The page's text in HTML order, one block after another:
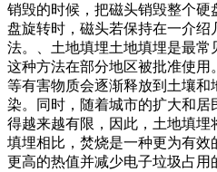
销毁的时候，把磁头销毁整个
盘旋转时，磁头若保持在一介
法。、土地填埋土地填埋是最常
这种方法在部分地区被批准使
等有害物质会逐渐释放到土壤
染。同时，随着城市的扩大和
得越来越有限，因此，土地填
填埋相比，焚烧是一种更为有
更高的热值并减少电子垃圾占